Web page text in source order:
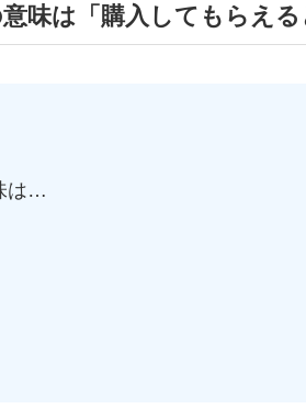
味は「購入してもらえる
は…